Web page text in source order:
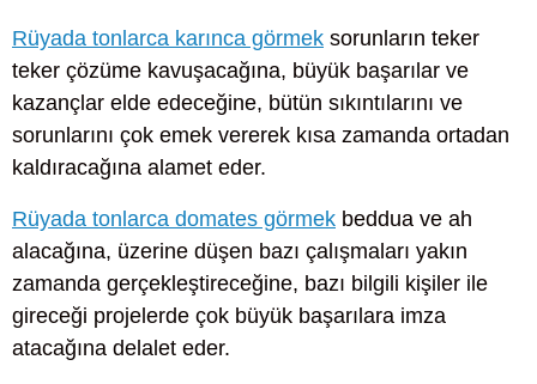
Rüyada tonlarca karınca görmek sorunların teker
teker çözüme kavuşacağına, büyük başarılar ve
kazançlar elde edeceğine, bütün sıkıntılarını ve
sorunlarını çok emek vererek kısa zamanda ortadan
kaldıracağına alamet eder.
Rüyada tonlarca domates görmek beddua ve ah
alacağına, üzerine düşen bazı çalışmaları yakın
zamanda gerçekleştireceğine, bazı bilgili kişiler ile
gireceği projelerde çok büyük başarılara imza
atacağına delalet eder.